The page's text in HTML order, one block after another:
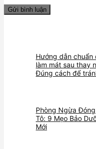
Hướng dẫn
làm mát sau thay
Đúng cách để
Phòng Ngừa
Tô: 9 Mẹo Bảo
Mới